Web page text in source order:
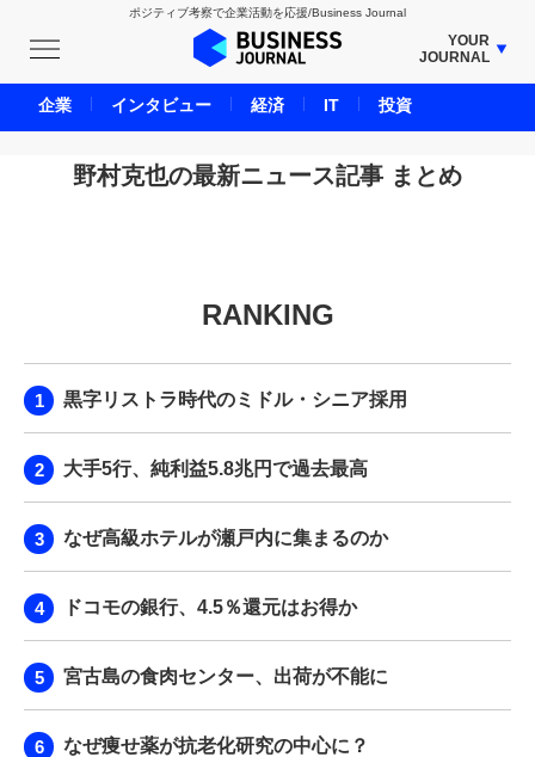
ポジティブ考察で企業活動を応援/Business Journal
YOUR
JOURNAL
BUSINESS JOURNAL
UNICORN JOURNAL
CARBON CREDITS JOURNAL
LIFE ENDING JOURNAL
BPaaS JOURNAL
野村克也の最新ニュース記事 まとめ
RANKING
黒字リストラ時代のミドル・シニア採用
大手5行、純利益5.8兆円で過去最高
なぜ高級ホテルが瀬戸内に集まるのか
ドコモの銀行、4.5％還元はお得か
宮古島の食肉センター、出荷が不能に
なぜ痩せ薬が抗老化研究の中心に？
企業 インタビュー 経済 IT 投資